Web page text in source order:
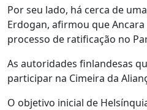
Por seu lado, há cerca de
Erdogan, afirmou que
processo de ratificação no
As autoridades finlandesas
participar na Cimeira da
O objetivo inicial de